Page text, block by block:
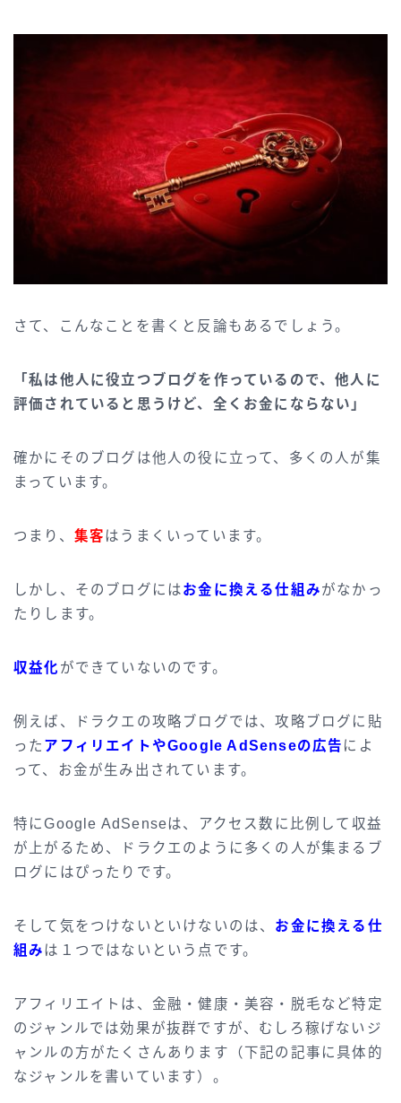
さて、こんなことを書くと反論もあるでしょう。
「私は他人に役立つブログを作っているので、他人に
評価されていると思うけど、全くお金にならない」
確かにそのブログは他人の役に立って、多くの人が集
まっています。
つまり、 集客はうまくいっています。
しかし、そのブログにはお金に換える仕組みがなかっ
たりします。
収益化 ができていないのです。
例えば、ドラクエの攻略ブログでは、攻略ブログに貼
った アフィリエイトやGoogle AdSenseの広告 によ
って、お金が生み出されています。
特にGoogle AdSenseは、アクセス数に比例して収益
が上がるため、ドラクエのように多くの人が集まるブ
ログにはぴったりです。
そして気をつけないといけないのは、 お金に換える仕
組みは１つではないという点です。
アフィリエイトは、金融・健康・美容・脱毛など特定
のジャンルでは効果が抜群ですが、むしろ稼げないジ
ャンルの方がたくさんあります（下記の記事に具体的
なジャンルを書いています）。